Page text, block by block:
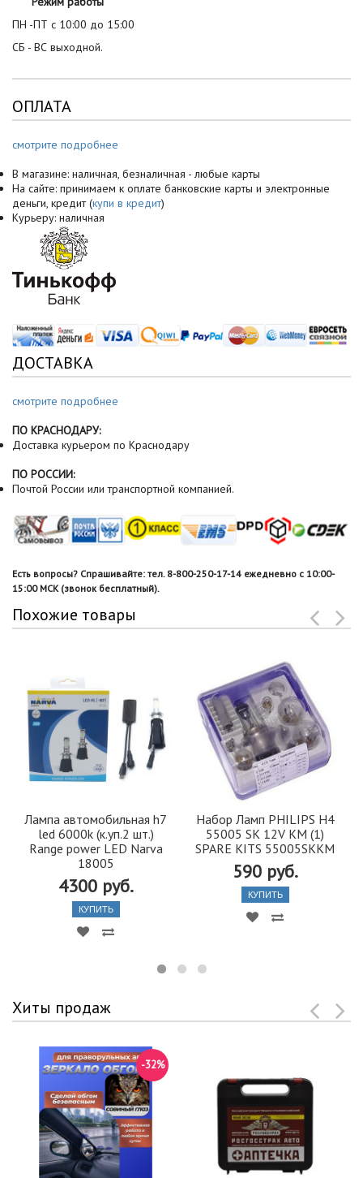
ПН -ПТ с 10:00 до 15:00
СБ - ВС выходной.
ОПЛАТА
смотрите подробнее
В магазине: наличная, безналичная - любые карты
На сайте: принимаем к оплате банковские карты и электронные
деньги, кредит (купи в кредит)
Курьеру: наличная
ДОСТАВКА
смотрите подробнее
ПО КРАСНОДАРУ:
Доставка курьером по Краснодару
ПО РОССИИ:
Почтой России или транспортной компанией.
Есть вопросы? Спрашивайте: тел. 8-800-250-17-14 ежедневно с 10:00-
15:00 МСК (звонок бесплатный).
Похожие товары
Лампа автомобильная h7
led 6000k (к.уп.2 шт.)
Range power LED Narva
18005
4300 руб.
КУПИТЬ
Набор Ламп PHILIPS H4
55005 SK 12V KM (1)
SPARE KITS 55005SKKM
590 руб.
КУПИТЬ
Хиты продаж
-32%